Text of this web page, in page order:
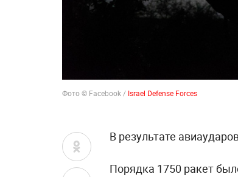
Фото © Facebook / Israel Defense Forces
В результате
Порядка 1750 ракет